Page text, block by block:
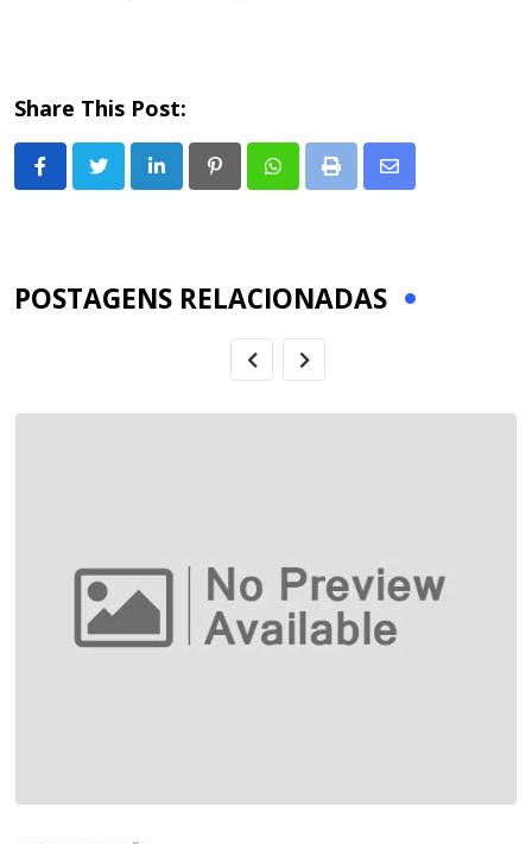
Share This Post:
LinkedIn PinterestWhatsappPrint
Share
POSTAGENS RELACIONADAS